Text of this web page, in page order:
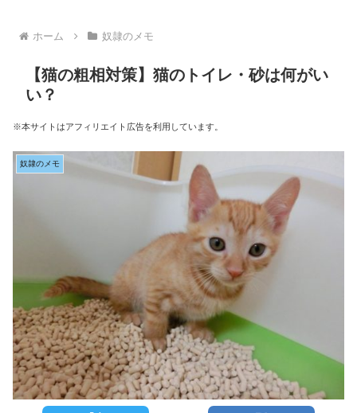
ホーム 奴隷のメモ
【猫の粗相対策】猫のトイレ・砂は何がい
い？
※本サイトはアフィリエイト広告を利用しています。
奴隷のメモ